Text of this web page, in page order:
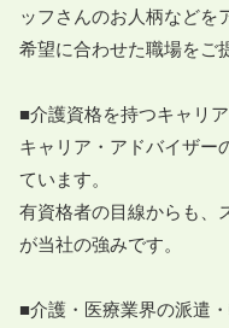
ッフさんのお人柄などを
希望に合わせた職場をご
■介護資格を持つキャリ
キャリア・アドバイザー
ています。
有資格者の目線からも、
が当社の強みです。
■介護・医療業界の派遣